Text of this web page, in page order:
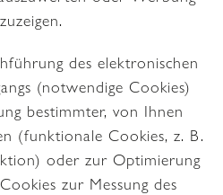
des elektronischen
(notwendige Cookies)
bestimmter, von Ihnen
(funktionale Cookies, z. B.
oder zur Optimierung
zur Messung des